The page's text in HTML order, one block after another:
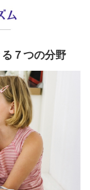
７つの分野